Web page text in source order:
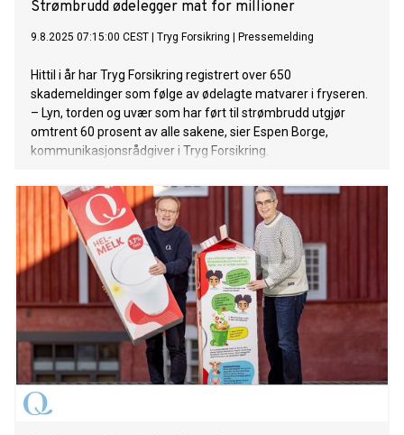
Strømbrudd ødelegger mat for millioner
9.8.2025 07:15:00 CEST Tryg Forsikring Pressemelding
Hittil i år har Tryg Forsikring registrert over 650
skademeldinger som følge av ødelagte matvarer i fryseren.
– Lyn, torden og uvær som har ført til strømbrudd utgjør
omtrent 60 prosent av alle sakene, sier Espen Borge,
kommunikasjonsrådgiver i Tryg Forsikring.